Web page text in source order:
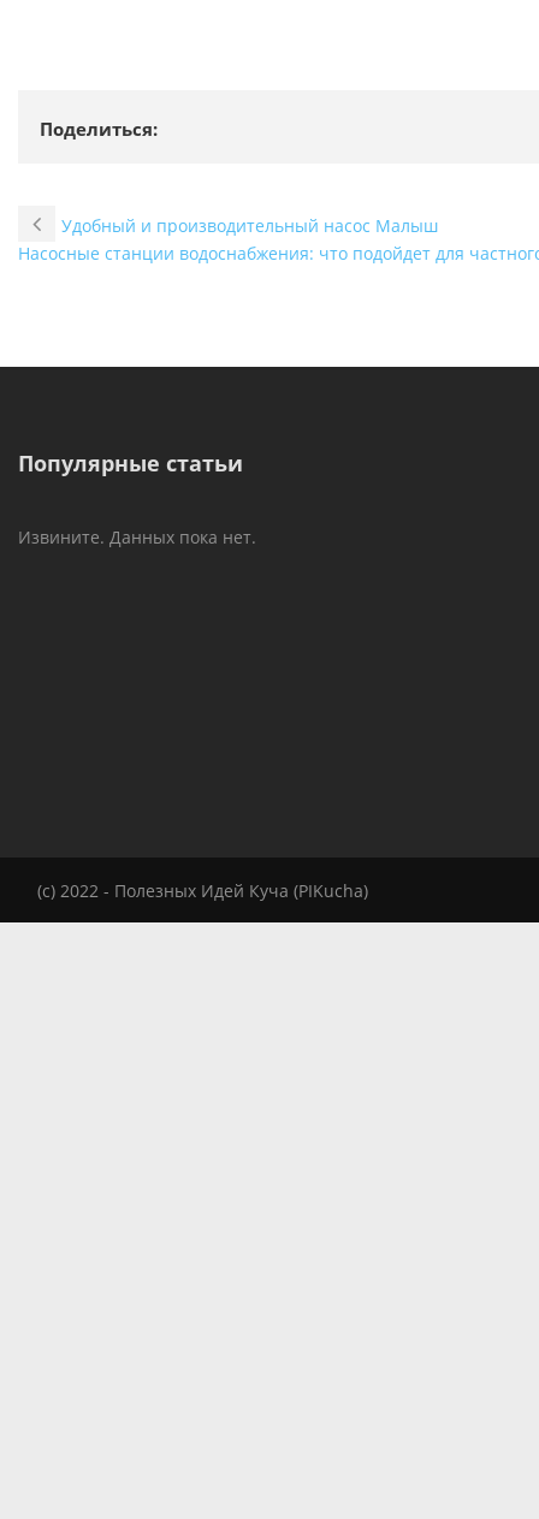
Поделиться:
Удобный и производительный насос Малыш
Насосные станции водоснабжения: что подойдет для
Популярные статьи
Извините. Данных пока нет.
(c) 2022 - Полезных Идей Куча (PIKucha)